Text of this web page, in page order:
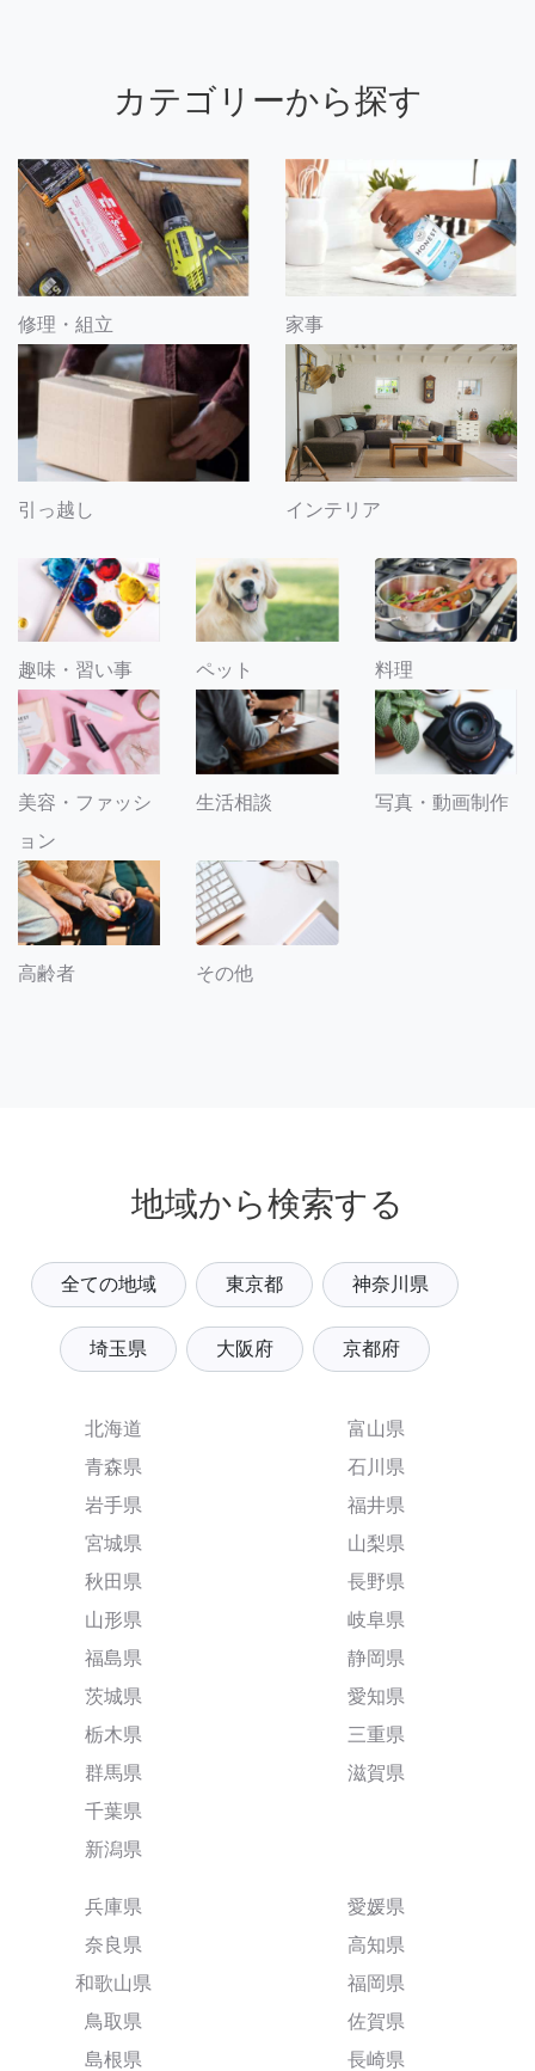
カテゴリーから探す
修理・組立 家事
引っ越し インテリア
趣味・習い事 ペット 料理
美容・ファッシ
ョン
生活相談 写真・動画制作
高齢者 その他
地域から検索する
全ての地域 東京都 神奈川県
埼玉県 大阪府 京都府
北海道
青森県
岩手県
宮城県
秋田県
山形県
福島県
茨城県
栃木県
群馬県
千葉県
新潟県
富山県
石川県
福井県
山梨県
長野県
岐阜県
静岡県
愛知県
三重県
滋賀県
兵庫県
奈良県
和歌山県
鳥取県
島根県
愛媛県
高知県
福岡県
佐賀県
長崎県